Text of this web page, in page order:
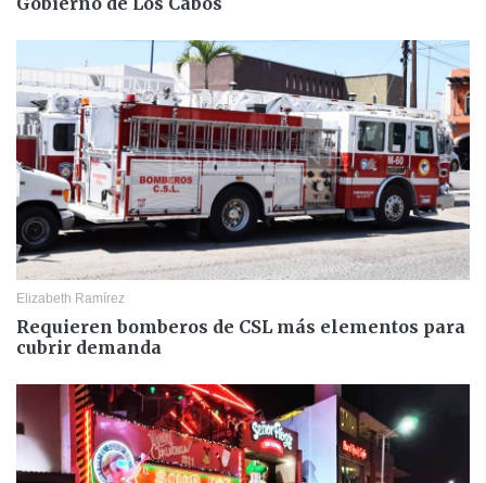
Elizabeth Ramírez
Requieren bomberos de CSL más elementos para
cubrir demanda